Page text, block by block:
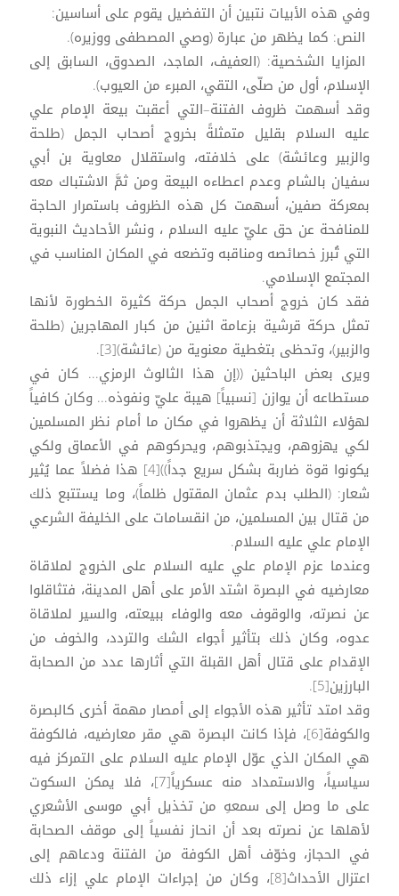
وفي هذه الأبيات نتبين أن التفضيل يقوم على أساسين:
النص: كما يظهر من عبارة (وصي المصطفى ووزيره).
المزايا الشخصية: (العفيف، الماجد، الصدوق، السابق إلى
الإسلام، أول من صلّى، التقي، المبرء من العيوب).
وقد أسهمت ظروف الفتنة–التي أعقبت بيعة الإمام علي
عليه السلام بقليل متمثلةً بخروج أصحاب الجمل (طلحة
والزبير وعائشة) على خلافته، واستقلال معاوية بن أبي
سفيان بالشام وعدم اعطاءه البيعة ومن ثمَّ الاشتباك معه
بمعركة صفين، أسهمت كل هذه الظروف باستمرار الحاجة
للمنافحة عن حق عليّ عليه السلام ، ونشر الأحاديث النبوية
التي تُبرز خصائصه ومناقبه وتضعه في المكان المناسب في
المجتمع الإسلامي.
فقد كان خروج أصحاب الجمل حركة كثيرة الخطورة لأنها
تمثل حركة قرشية بزعامة اثنين من كبار المهاجرين (طلحة
والزبير)، وتحظى بتغطية معنوية من (عائشة)[3].
ويرى بعض الباحثين ((إن هذا الثالوث الرمزي... كان في
مستطاعه أن يوازن [نسبياً] هيبة عليّ ونفوذه... وكان كافياً
لهؤلاء الثلاثة أن يظهروا في مكان ما أمام نظر المسلمين
لكي يهزوهم، ويجتذبوهم، ويحركوهم في الأعماق ولكي
يكونوا قوة ضاربة بشكل سريع جداً))[4] هذا فضلاً عما يُثير
شعار: (الطلب بدم عثمان المقتول ظلماً)، وما يستتبع ذلك
من قتال بين المسلمين، من انقسامات على الخليفة الشرعي
الإمام علي عليه السلام.
وعندما عزم الإمام علي عليه السلام على الخروج لملاقاة
معارضيه في البصرة اشتد الأمر على أهل المدينة، فتثاقلوا
عن نصرته، والوقوف معه والوفاء ببيعته، والسير لملاقاة
عدوه، وكان ذلك بتأثير أجواء الشك والتردد، والخوف من
الإقدام على قتال أهل القبلة التي أثارها عدد من الصحابة
البارزين[5].
وقد امتد تأثير هذه الأجواء إلى أمصار مهمة أخرى كالبصرة
والكوفة[6]، فإذا كانت البصرة هي مقر معارضيه، فالكوفة
هي المكان الذي عوّل الإمام عليه السلام على التمركز فيه
سياسياً، والاستمداد منه عسكرياً[7]، فلا يمكن السكوت
على ما وصل إلى سمعهِ من تخذيل أبي موسى الأشعري
لأهلها عن نصرته بعد أن انحاز نفسياً إلى موقف الصحابة
في الحجاز، وخوّف أهل الكوفة من الفتنة ودعاهم إلى
اعتزال الأحداث[8]، وكان من إجراءات الإمام علي إزاء ذلك